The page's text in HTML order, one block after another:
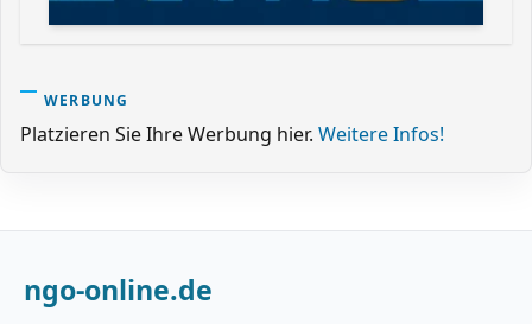
WERBUNG
Platzieren Sie Ihre Werbung hier. Weitere Infos!
ngo-online.de